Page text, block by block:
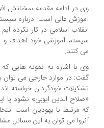
در ادامه مقدمه سخنانش افزود:
عالی است. درباره سیستم
اسلامی در کار نکرده ایم.
آموزشی خود اهداف و
کنند.
با اشاره به نمونه هایی که در
در موارد خارجی می توان به این
خودگردان خواسته اند که
الدین ایوبی» نشود یا اینکه
مرتبط با یهودیان است انتخاب
می توان به این مسائل مشابه